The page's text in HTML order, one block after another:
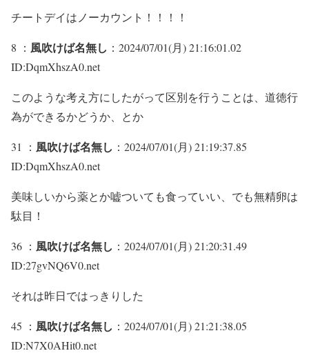
チートデイはノーカウント！！！！
8 ： 風吹けば名無し ：2024/07/01(月) 21:16:01.02
ID:DqmXhszA0.net
このような考え方にしたがって区別を行うことは、道徳行
為ができるかどうか、とか
31 ： 風吹けば名無し ：2024/07/01(月) 21:19:37.85
ID:DqmXhszA0.net
美味しいから薬とか嘘ついても食っていい、でも無精卵は
駄目！
36 ： 風吹けば名無し ：2024/07/01(月) 21:20:31.49
ID:27gvNQ6V0.net
それは昨日ではっきりした
45 ： 風吹けば名無し ：2024/07/01(月) 21:21:38.05
ID:N7X0AHit0.net